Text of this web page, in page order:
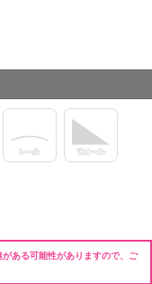
ある可能性がありますので、ご